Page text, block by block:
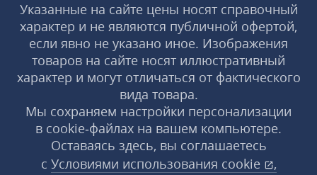
Указанные на сайте цены носят справочный
характер и не являются публичной офертой,
если явно не указано иное. Изображения
товаров на сайте носят иллюстративный
характер и могут отличаться от фактического
вида товара.
Мы сохраняем настройки персонализации
в cookie‑файлах на вашем компьютере.
Оставаясь здесь, вы соглашаетесь
с Условиями использования cookie
,